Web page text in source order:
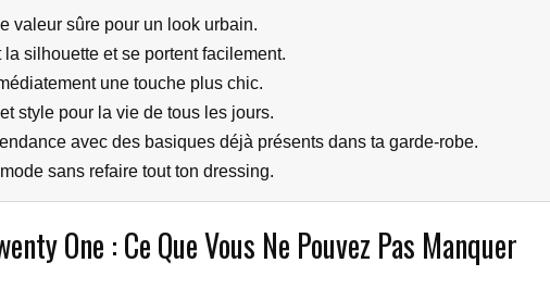
valeur sûre pour un look urbain.
silhouette et se portent facilement.
une touche plus chic.
style pour la vie de tous les jours.
avec des basiques déjà présents dans ta garde-robe.
sans refaire tout ton dressing.
One : Ce Que Vous Ne Pouvez Pas Manquer